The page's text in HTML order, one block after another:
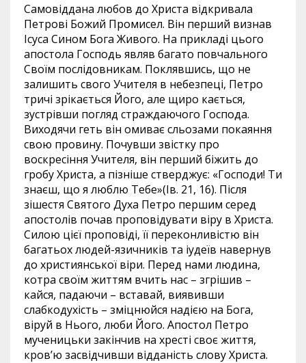
Самовіддана любов до Христа відкривала
Петрові Божий Промисел. Він перший визнав
Ісуса Сином Бога Живого. На прикладі цього
апостола Господь являв багато повчального
Своїм послідовникам. Поклявшись, що не
залишить свого Учителя в небезпеці, Петро
тричі зрікається Його, але щиро кається,
зустрівши погляд страждаючого Господа.
Виходячи геть він омиває сльозами покаяння
свою провину. Почувши звістку про
воскресіння Учителя, він перший біжить до
гробу Христа, а пізніше стверджує: «Господи! Ти
знаєш, що я люблю Тебе»(Ів. 21, 16). Після
зішестя Святого Духа Петро першим серед
апостолів почав проповідувати віру в Христа.
Силою цієї проповіді, її переконливістю він
багатьох людей-язичників та іудеїв навернув
до християнської віри. Перед нами людина,
котра своїм життям вчить нас – згрішив –
кайся, падаючи – вставай, виявивши
слабкодухість – зміцнюйся надією на Бога,
віруй в Нього, люби Його. Апостол Петро
мученицьки закінчив на хресті своє життя,
кров’ю засвідчивши відданість слову Христа.